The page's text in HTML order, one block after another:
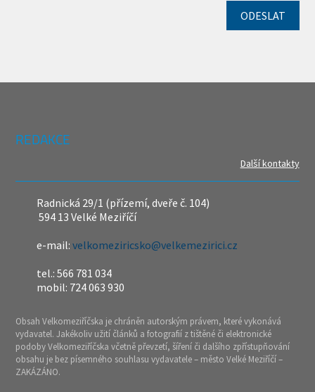
REDAKCE
Další kontakty
Radnická 29/1 (přízemí, dveře č. 104)
594 13 Velké Meziříčí
e-mail:velkomeziricsko@velkemezirici.cz
tel.: 566 781 034
mobil: 724 063 930
Obsah Velkomeziříčska je chráněn autorským právem, které vykonává
vydavatel. Jakékoliv užití článků a fotografií z tištěné či elektronické
podoby Velkomeziříčska včetně převzetí, šíření či dalšího zpřístupňování
obsahu je bez písemného souhlasu vydavatele – město Velké Meziříčí –
ZAKÁZÁNO.